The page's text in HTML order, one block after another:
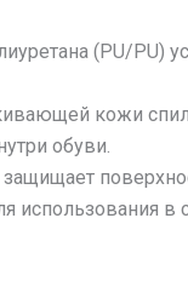
(PU/PU)
кожи
обуви.
использования